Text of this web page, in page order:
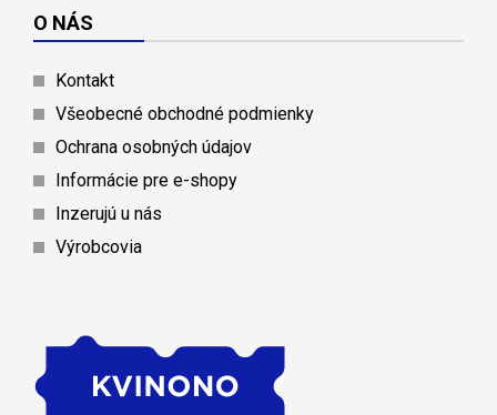
O NÁS
Kontakt
Všeobecné obchodné podmienky
Ochrana osobných údajov
Informácie pre e-shopy
Inzerujú u nás
Výrobcovia